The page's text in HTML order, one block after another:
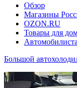
Обзор
Магазины
OZON.RU
Товары для
Большой